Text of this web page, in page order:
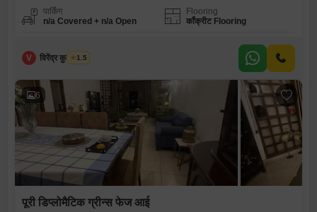
पार्किंग
n/a Covered + n/a Open
Flooring
कॉंक्रीट Flooring
V विरेंद्र कुमार शर्मा
1.5
6
पूरी डिप्लोमैटिक ग्रीन्स फेज आई